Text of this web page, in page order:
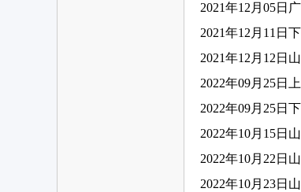
2021年12月05日
2021年12月11日
2021年12月12日
2022年09月25日
2022年09月25日
2022年10月15日
2022年10月22日
2022年10月23日